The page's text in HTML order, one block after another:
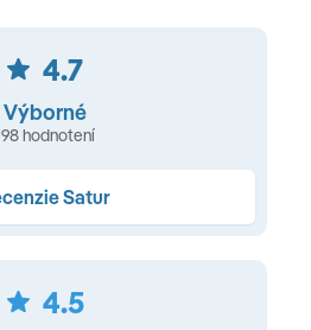
• sušič vlasov • SAT TV •
(pri príchode naplnený
prísteľky (15-25 m²,
4.7
Výborné
hodnotení
Satur
4.5